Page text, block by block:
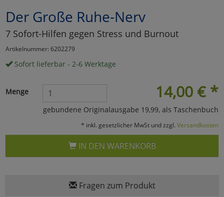
Der Große Ruhe-Nerv
7 Sofort-Hilfen gegen Stress und Burnout
Artikelnummer: 6202279
Sofort lieferbar - 2-6 Werktage
14,00 € *
Menge
gebundene Originalausgabe 19,99, als Taschenbuch
* inkl. gesetzlicher MwSt und zzgl. Versandkosten
IN DEN WARENKORB
Fragen zum Produkt
Marketing
Umfragetools
Cookies
Alle Akzeptieren
Cookies
Einstellungen speichern
zurückzu Haupptseite